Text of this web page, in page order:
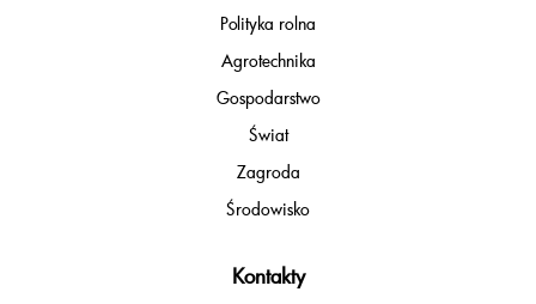
Polityka rolna
Agrotechnika
Gospodarstwo
Świat
Zagroda
Środowisko
Kontakty